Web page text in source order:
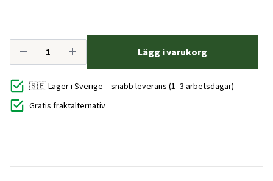
Lägg i varukorg
🇸🇪 Lager i Sverige – snabb leverans (1–3 arbetsdagar)
Gratis fraktalternativ